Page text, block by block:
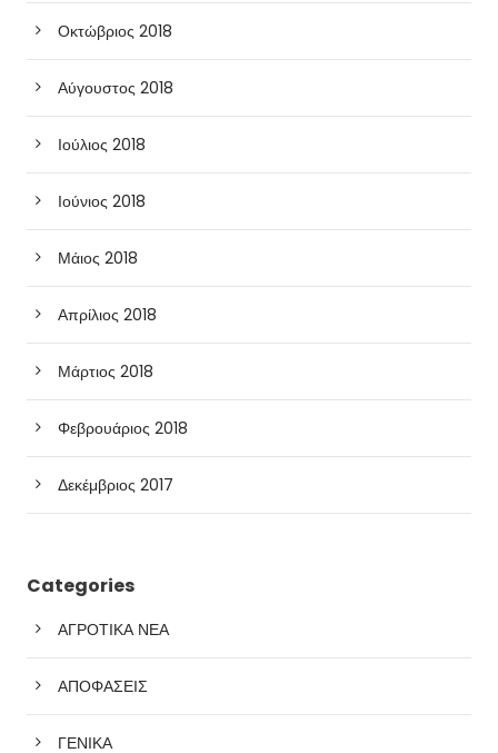
Οκτώβριος 2018
Αύγουστος 2018
Ιούλιος 2018
Ιούνιος 2018
Μάιος 2018
Απρίλιος 2018
Μάρτιος 2018
Φεβρουάριος 2018
Δεκέμβριος 2017
Categories
ΑΓΡΟΤΙΚΑ ΝΕΑ
ΑΠΟΦΑΣΕΙΣ
ΓΕΝΙΚΑ